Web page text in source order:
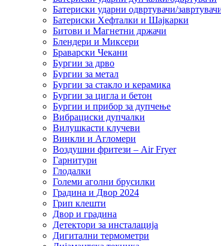
Батериски ударни одвртувачи/
Батериски Хефталки и Шајкарки
Битови и Магнетни држачи
Блендери и Миксери
Браварски Чекани
Бургии за дрво
Бургии за метал
Бургии за стакло и керамика
Бургии за цигла и бетон
Бургии и прибор за дупчење
Вибрациски дупчалки
Вилушкасти клучеви
Винкли и Агломери
Воздушни фритези – Air Fryer
Гарнитури
Глодалки
Големи аголни брусилки
Градина и Двор 2024
Грип клешти
Двор и градина
Детектори за инсталација
Дигитални термометри